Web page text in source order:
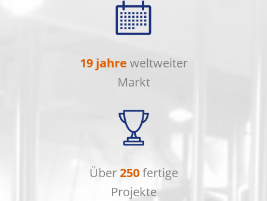
19 jahre weltweiter
Markt
Über250fertige
Projekte